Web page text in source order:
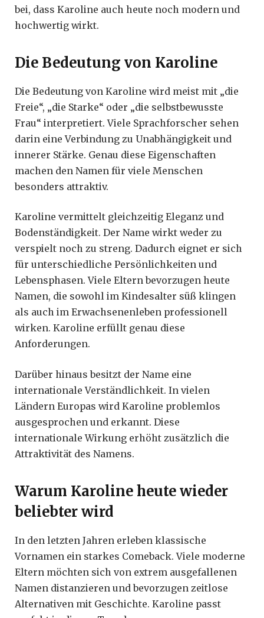
bei, dass Karoline auch heute noch modern und
hochwertig wirkt.
Die Bedeutung von Karoline
Die Bedeutung von Karoline wird meist mit „die
Freie“, „die Starke“ oder „die selbstbewusste
Frau“ interpretiert. Viele Sprachforscher sehen
darin eine Verbindung zu Unabhängigkeit und
innerer Stärke. Genau diese Eigenschaften
machen den Namen für viele Menschen
besonders attraktiv.
Karoline vermittelt gleichzeitig Eleganz und
Bodenständigkeit. Der Name wirkt weder zu
verspielt noch zu streng. Dadurch eignet er sich
für unterschiedliche Persönlichkeiten und
Lebensphasen. Viele Eltern bevorzugen heute
Namen, die sowohl im Kindesalter süß klingen
als auch im Erwachsenenleben professionell
wirken. Karoline erfüllt genau diese
Anforderungen.
Darüber hinaus besitzt der Name eine
internationale Verständlichkeit. In vielen
Ländern Europas wird Karoline problemlos
ausgesprochen und erkannt. Diese
internationale Wirkung erhöht zusätzlich die
Attraktivität des Namens.
Warum Karoline heute wieder
beliebter wird
In den letzten Jahren erleben klassische
Vornamen ein starkes Comeback. Viele moderne
Eltern möchten sich von extrem ausgefallenen
Namen distanzieren und bevorzugen zeitlose
Alternativen mit Geschichte. Karoline passt